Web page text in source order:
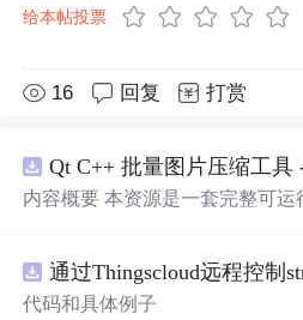
给本帖投票
16 回复 打赏
内容概要 本资源是一套完整可运
张图片、直接读取整个文件夹内
定义输出图片分辨率、调节
通过Thingscloud远程控制
代码和具体例子